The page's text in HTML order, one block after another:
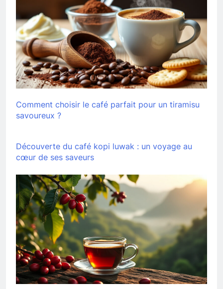
Comment choisir le café parfait pour un tiramisu
savoureux ?
Découverte du café kopi luwak : un voyage au
cœur de ses saveurs